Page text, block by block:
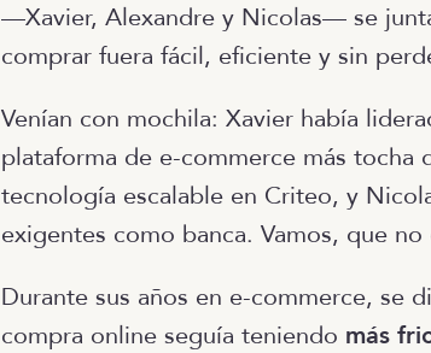
—Xavier, Alexandre y Nicolas— se
comprar fuera fácil, eficiente y sin
Venían con mochila: Xavier había
plataforma de e-commerce más
tecnología escalable en Criteo, y
exigentes como banca. Vamos, que
Durante sus años en e-commerce, se
compra online seguía teniendo más